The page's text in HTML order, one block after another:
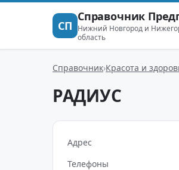
СП
Справочник
Нижний Новгород и
область
Справочник Красота и
РАДИУС
Адрес
Телефоны